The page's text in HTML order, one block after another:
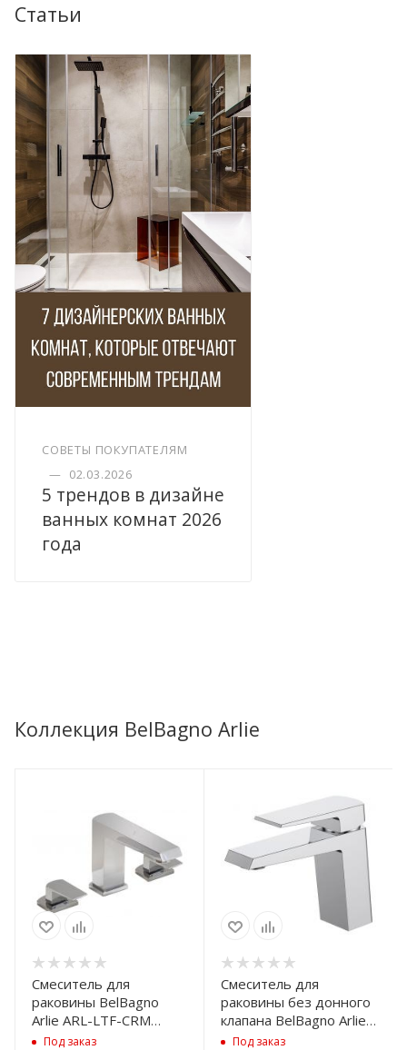
Статьи
СОВЕТЫ ПОКУПАТЕЛЯМ
— 02.03.2026
5 трендов в дизайне
ванных комнат 2026
года
Коллекция BelBagno Arlie
Смеситель для
раковины BelBagno
Arlie ARL-LTF-CRM
Хром
Под заказ
Смеситель для
раковины без донного
клапана BelBagno Arlie
ARL-LVM-CRM
Под заказ